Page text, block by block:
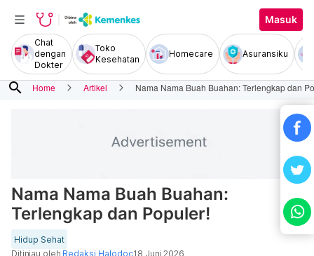
Masuk
Chat
dengan
Dokter
Toko
Kesehatan
Homecare Asuransiku
search Home Artikel Nama Nama Buah Buahan: Terlengkap dan
Nama Nama Buah Buahan:
Terlengkap dan Populer!
Hidup Sehat
Ditinjau oleh Redaksi Halodoc18 Juni 2026